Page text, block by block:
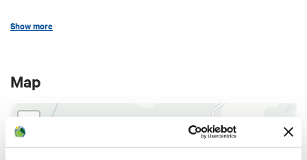
the lush Val di Zena, 20 km far from Bologna city
terrace. There is a field archery, and we are in the
Contrafforte Pliocenico", perfect for trekking or
mountain bike tours. Close to the structure the
Etruscans and Celtic excavation of Monte Bibele.
Show more
Map